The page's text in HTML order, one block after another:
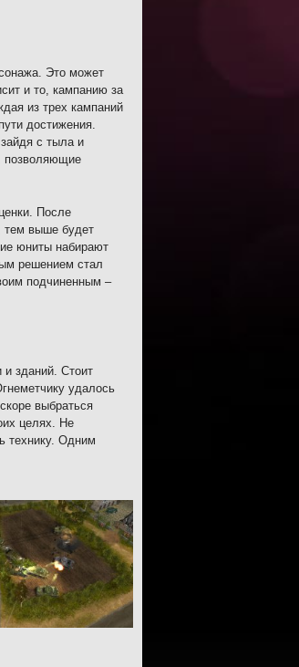
Это может
и то, кампанию за
из трех кампаний
достижения.
с тыла и
позволяющие
После
тем выше будет
юниты набирают
решением стал
подчиненным –
и зданий. Стоит
удалось
выбраться
целях. Не
технику. Одним